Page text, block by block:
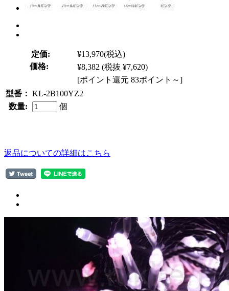
定価: ¥13,970(税込)
価格:
¥8,382 (税抜 ¥7,620)
[ポイント還元 83ポイント～]
型番： KL-2B100YZ2
数量:
個
返品についての詳細はこちら